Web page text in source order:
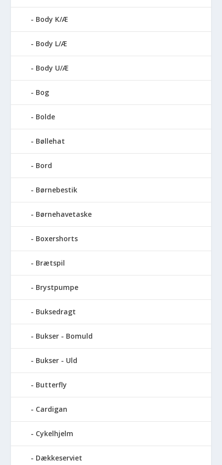
Body K/Æ
Body L/Æ
Body U/Æ
Bog
Bolde
Bøllehat
Bord
Børnebestik
Børnehavetaske
Boxershorts
Brætspil
Brystpumpe
Buksedragt
Bukser - Bomuld
Bukser - Uld
Butterfly
Cardigan
Cykelhjelm
Dækkeserviet